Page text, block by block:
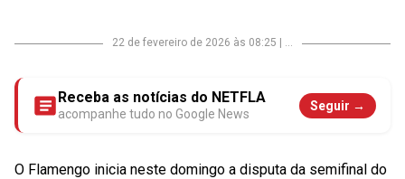
22 de fevereiro de 2026 às 08:25 ...
Receba as notícias do NETFLA
acompanhe tudo no Google News
Seguir →
O Flamengo inicia neste domingo a disputa da semifinal do